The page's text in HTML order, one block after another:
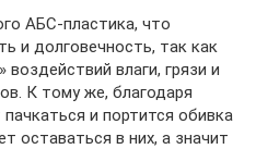
АБС-пластика, что
и долговечность, так как
воздействий влаги, грязи и
К тому же, благодаря
и портится обивка
оставаться в них, а значит